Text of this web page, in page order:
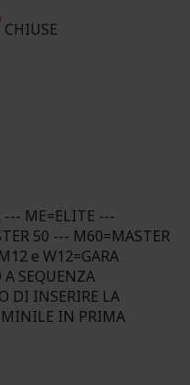
CHIUSE
ME=ELITE ---
50 --- M60=MASTER
e W12=GARA
SEQUENZA
DI INSERIRE LA
IN PRIMA